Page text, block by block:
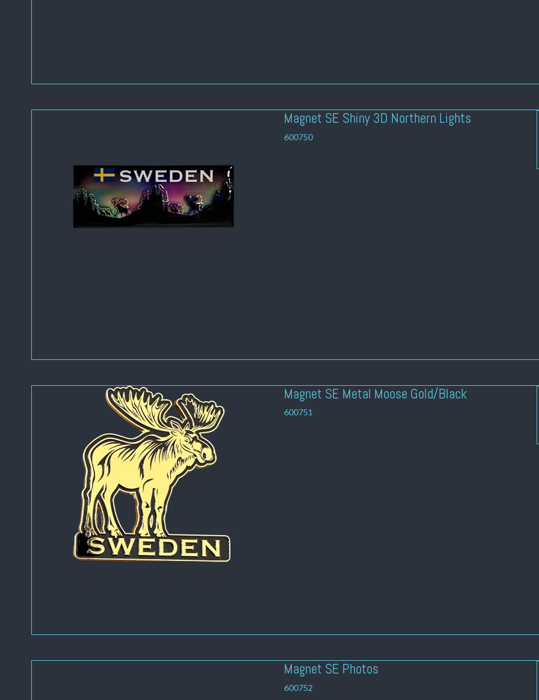
Magnet SE Shiny 3D Northern Lights
600750
Magnet SE Metal Moose Gold/Black
600751
Magnet SE Photos
600752